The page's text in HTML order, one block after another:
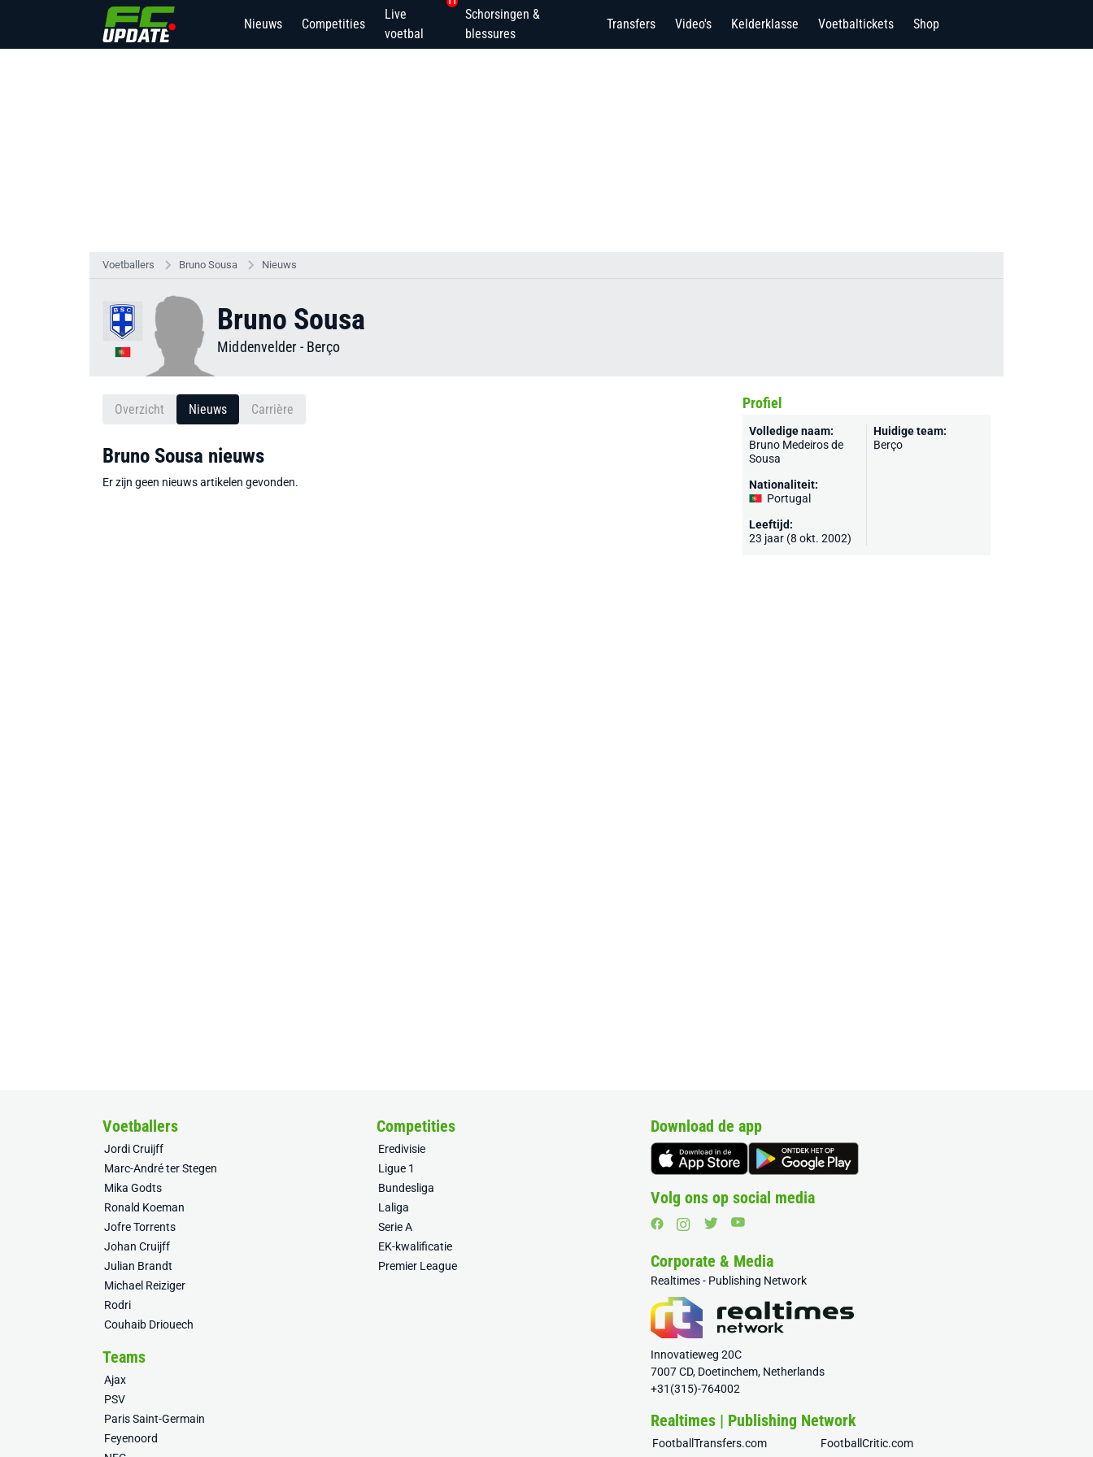
Nieuws Competities
Live
voetbal
Schorsingen &
blessures
Transfers Video's Kelderklasse Voetbaltickets Shop
Voetballers Bruno Sousa Nieuws
Bruno Sousa
Middenvelder - Berço
Overzicht Nieuws Carrière
Bruno Sousa nieuws
Er zijn geen nieuws artikelen gevonden.
Profiel
Volledige naam:
Bruno Medeiros de
Sousa
Nationaliteit:
Portugal
Leeftijd:
23 jaar (8 okt. 2002)
Huidige team:
Berço
Voetballers
Jordi Cruijff
Marc-André ter Stegen
Mika Godts
Ronald Koeman
Jofre Torrents
Johan Cruijff
Julian Brandt
Michael Reiziger
Rodri
Couhaib Driouech
Competities
Eredivisie
Ligue 1
Bundesliga
Laliga
Serie A
EK-kwalificatie
Premier League
Teams
Ajax
PSV
Paris Saint-Germain
Feyenoord
Download de app
Volg ons op social media
Corporate & Media
Realtimes - Publishing Network
Innovatieweg 20C
7007 CD, Doetinchem, Netherlands
+31(315)-764002
Realtimes | Publishing Network
FootballTransfers.com
FootballCritic.com